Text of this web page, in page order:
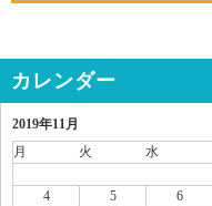
カレンダー
2019年11月
月
火 水
4
5 6